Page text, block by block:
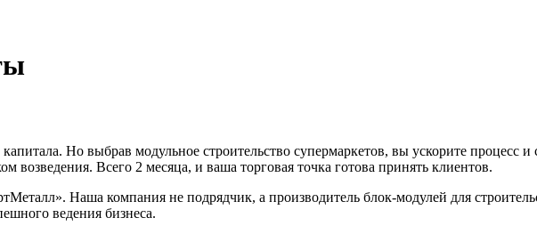
Но выбрав модульное строительство супермаркетов, вы ускорите процесс и
Всего 2 месяца, и ваша торговая точка готова принять клиентов.
Наша компания не подрядчик, а производитель блок-модулей для
ведения бизнеса.